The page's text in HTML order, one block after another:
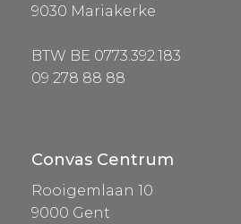
9030 Mariakerke
BTW BE 0773.392.183
09 278 88 88
Convas Centrum
Rooigemlaan 10
9000 Gent